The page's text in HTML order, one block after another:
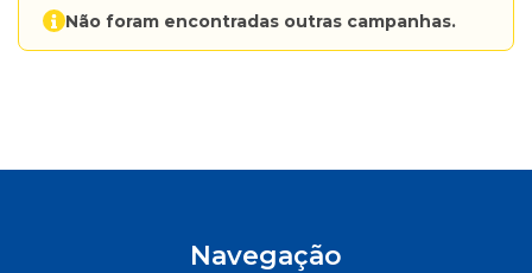
Não foram encontradas outras campanhas.
Navegação